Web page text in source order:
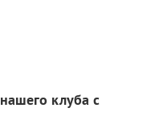
клуба с